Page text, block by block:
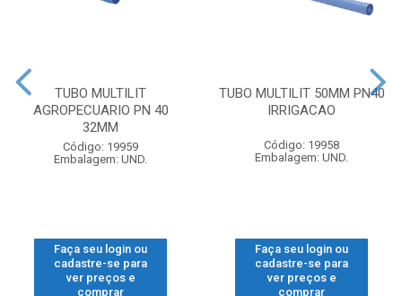
TUBO MULTILIT
AGROPECUARIO PN 40
32MM
Código: 19959
Embalagem: UND.
Faça seu login ou
cadastre-se para
ver preços e
comprar
TUBO MULTILIT 50MM PN40
IRRIGACAO
Código: 19958
Embalagem: UND.
Faça seu login ou
cadastre-se para
ver preços e
comprar